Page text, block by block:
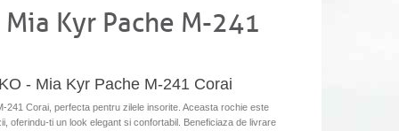
Kyr Pache M-241
- Mia Kyr Pache M-241 Corai
241 Corai, perfecta pentru zilele insorite. Aceasta rochie este
oferindu-ti un look elegant si confortabil. Beneficiaza de livrare